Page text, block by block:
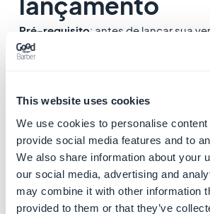
This website uses cookies
We use cookies to personalise
provide social media features and to
We also share information about your
our social media, advertising and
may combine it with other information
provided to them or that they’ve
Pré-requisito: antes de lançar sua
se de que:
loja > Página "Detalhes do app"
Edite os detalhes e as capturas de
se necessário.
- Vocêpreparou seu aplicativo para
Monitorar e melhorar > Políticas e